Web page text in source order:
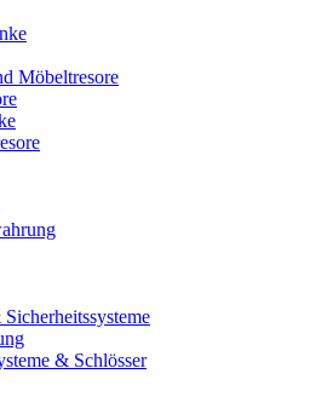
Möbeltresore
& Schlösser